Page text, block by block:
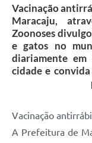
Plano Municipal de
Decorrência de
Protocolo
Plano Municipal de
Decorrência de
Downloads
Vacinação
Maracaju,
Zoonoses
e gatos no
diariamente em
cidade e
Vacinação
A Prefeitura de